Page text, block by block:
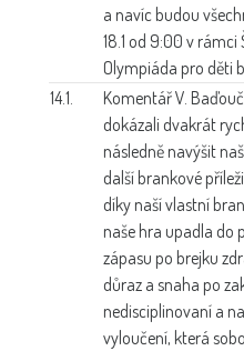
a navíc budou
18.1 od 9:00 v
Olympiáda pro děti
14.1.
Komentář V.
dokázali dvakrát
následně navýšit
další brankové
díky naší vlastní
naše hra upadla do
zápasu po brejku
důraz a snaha po
nedisciplinovaní a
vyloučení, která